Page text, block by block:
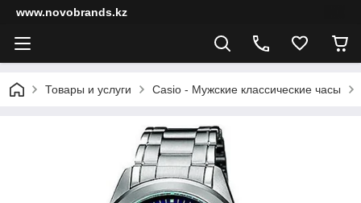
www.novobrands.kz
Товары и услуги Casio - Мужские классические часы